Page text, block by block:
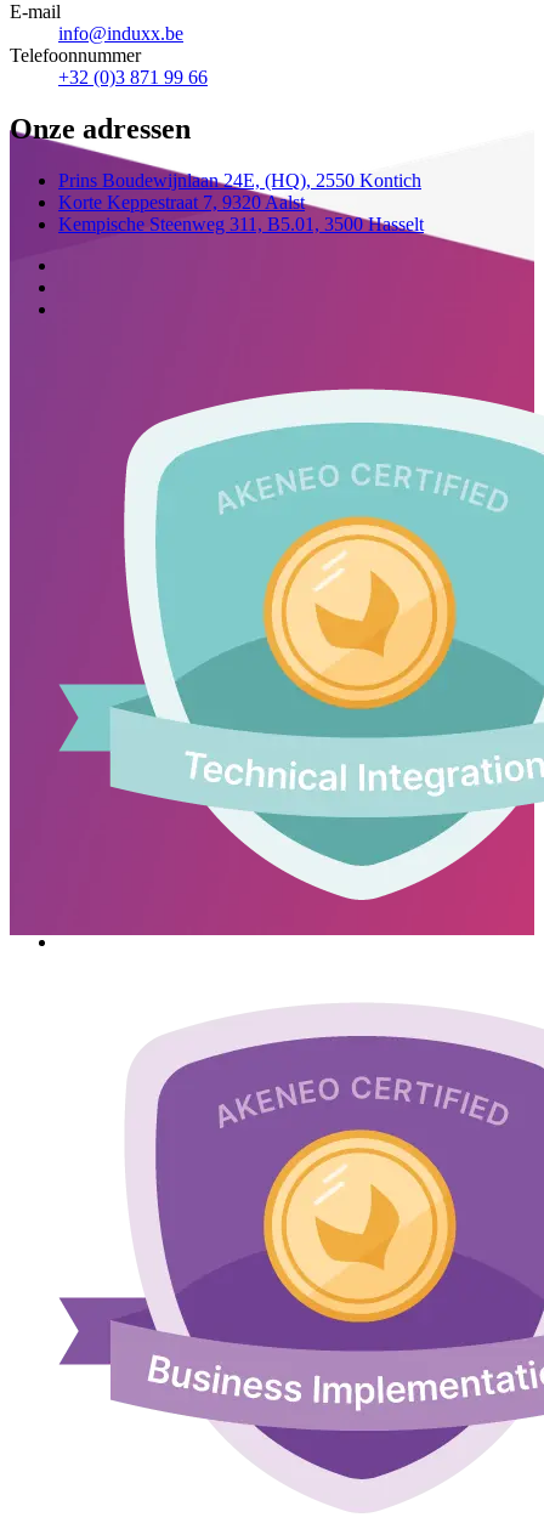
E-mail
info@induxx.be
Telefoonnummer
+32 (0)3 871 99 66
Onze adressen
Prins Boudewijnlaan 24E, (HQ), 2550 Kontich
Korte Keppestraat 7, 9320 Aalst
Kempische Steenweg 311, B5.01, 3500 Hasselt